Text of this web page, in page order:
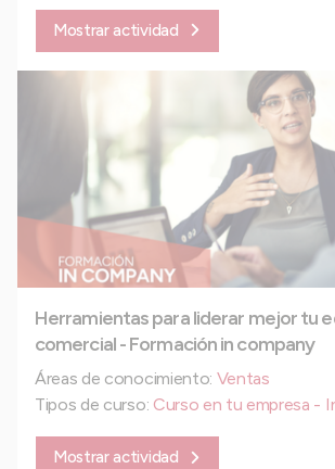
Mostrar actividad
Herramientas para liderar mejor tu
comercial - Formación in company
Áreas de conocimiento: Ventas
Tipos de curso: Curso en tu empresa -
Mostrar actividad